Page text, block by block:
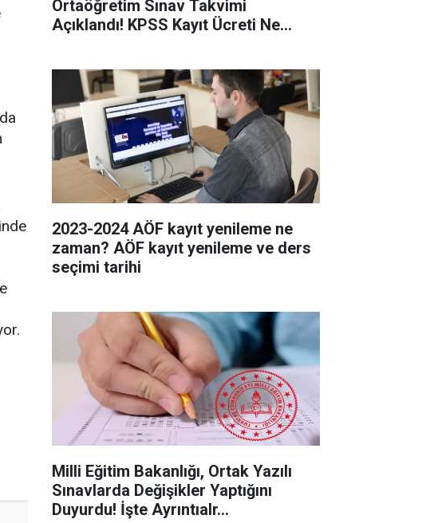
Ortaöğretim Sınav Takvimi
Açıklandı! KPSS Kayıt Ücreti Ne
2023-2024 AÖF kayıt yenileme ne
zaman? AÖF kayıt yenileme ve ders
seçimi tarihi
Milli Eğitim Bakanlığı, Ortak Yazılı
Sınavlarda Değişikler Yaptığını
Duyurdu! İşte Ayrıntıalr...